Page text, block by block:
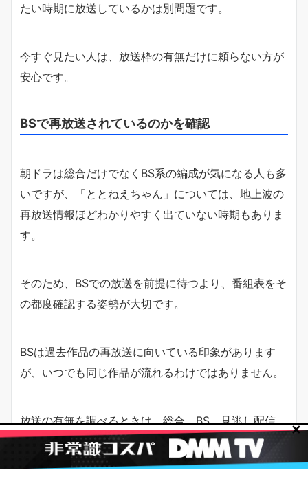
たい時期に放送しているかは別問題です。
今すぐ見たい人は、放送枠の有無だけに頼らない方が
安心です。
BSで再放送されているのかを確認
朝ドラは総合だけでなくBS系の編成が気になる人も多
いですが、「ととねえちゃん」については、地上波の
再放送情報ほどわかりやすく出ていない時期もありま
す。
そのため、BSでの放送を前提に待つより、番組表をそ
の都度確認する姿勢が大切です。
BSは過去作品の再放送に向いている印象があります
が、いつでも同じ作品が流れるわけではありません。
放送の有無を調べるときは、総合、BS、見逃し配信、
過去作品配信を分けて見ると、勘違いが起こりにくく
なります。
✕